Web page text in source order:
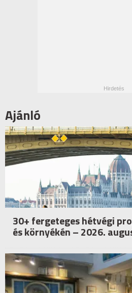
Ajánló
30+ fergeteges hétvégi
és környékén – 2026.